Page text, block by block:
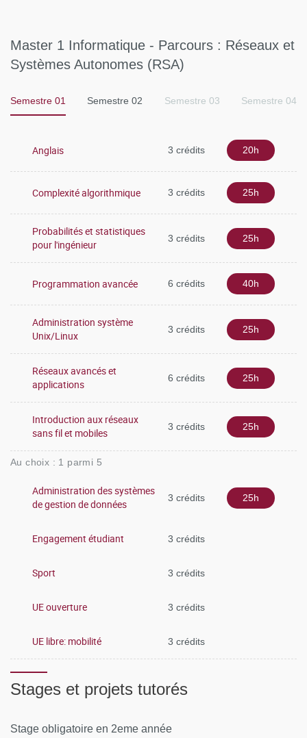
Master 1 Informatique - Parcours : Réseaux et
Systèmes Autonomes (RSA)
Semestre 01 Semestre 02 Semestre 03 Semestre 04
Anglais 3 crédits 20h
Complexité algorithmique 3 crédits 25h
Probabilités et statistiques
pour l'ingénieur
3 crédits 25h
Programmation avancée 6 crédits 40h
Administration système
Unix/Linux
3 crédits 25h
Réseaux avancés et
applications
6 crédits 25h
Introduction aux réseaux
sans fil et mobiles
3 crédits 25h
Au choix : 1 parmi 5
Administration des systèmes
de gestion de données
3 crédits 25h
Engagement étudiant 3 crédits
Sport 3 crédits
UE ouverture 3 crédits
UE libre: mobilité 3 crédits
Stages et projets tutorés
Stage obligatoire en 2eme année